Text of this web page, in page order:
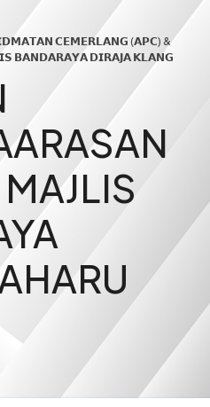
𝗖𝗘𝗠𝗘𝗥𝗟𝗔𝗡𝗚 (𝗔𝗣𝗖) &
𝗕𝗔𝗡𝗗𝗔𝗥𝗔𝗬𝗔 𝗗𝗜𝗥𝗔𝗝𝗔 𝗞𝗟𝗔𝗡𝗚